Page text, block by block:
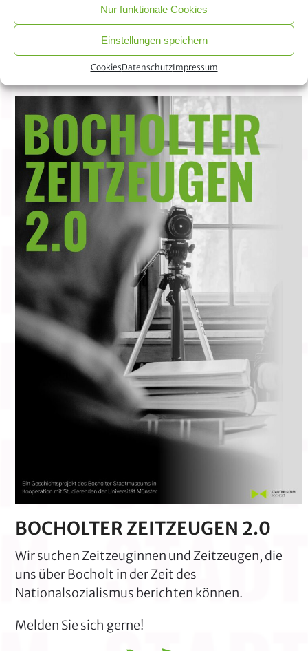
Nur funktionale Cookies
Einstellungen speichern
CookiesDatenschutzImpressum
BOCHOLTER ZEITZEUGEN 2.0
Wir suchen Zeitzeuginnen und Zeitzeugen, die
uns über Bocholt in der Zeit des
Nationalsozialismus berichten können.
Melden Sie sich gerne!